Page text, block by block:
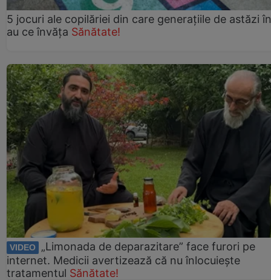
5 jocuri ale copilăriei din care generațiile de astăzi
au ce învăța Sănătate!
VIDEO
„Limonada de deparazitare” face furori pe
internet. Medicii avertizează că nu înlocuiește
tratamentul Sănătate!